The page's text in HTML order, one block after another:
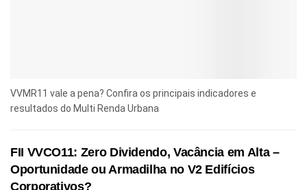
VVMR11 vale a pena? Confira os principais indicadores e
resultados do Multi Renda Urbana
FII VVCO11: Zero Dividendo, Vacância em Alta –
Oportunidade ou Armadilha no V2 Edifícios
Corporativos?